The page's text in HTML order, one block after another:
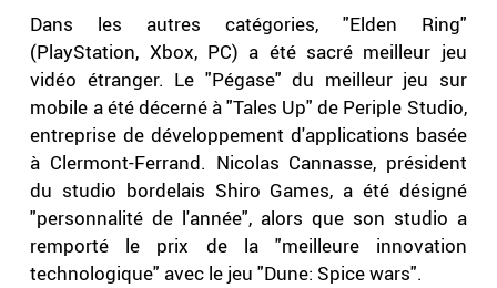
Dans les autres catégories, "Elden Ring"
(PlayStation, Xbox, PC) a été sacré meilleur jeu
vidéo étranger. Le "Pégase" du meilleur jeu sur
mobile a été décerné à "Tales Up" de Periple Studio,
entreprise de développement d'applications basée
à Clermont-Ferrand. Nicolas Cannasse, président
du studio bordelais Shiro Games, a été désigné
"personnalité de l'année", alors que son studio a
remporté le prix de la "meilleure innovation
technologique" avec le jeu "Dune: Spice wars".